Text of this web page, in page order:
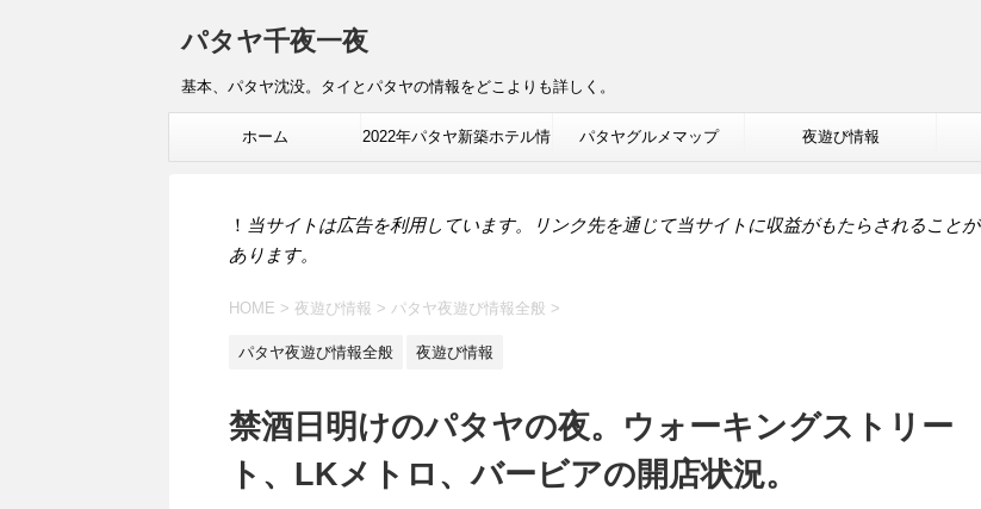
パタヤ千夜一夜
基本、パタヤ沈没。タイとパタヤの情報をどこよりも詳しく。
ホーム 2022年パタヤ新築ホテル情 パタヤグルメマップ 夜遊び情報
！ 当サイトは広告を利用しています。リンク先を通じて当サイトに収益がもたらされることが
あります。
HOME > 夜遊び情報 > パタヤ夜遊び情報全般 >
パタヤ夜遊び情報全般 夜遊び情報
禁酒日明けのパタヤの夜。ウォーキングストリー
ト、LKメトロ、バービアの開店状況。